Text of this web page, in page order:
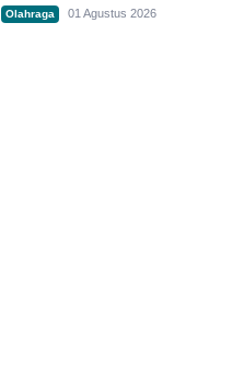
Olahraga 01 Agustus 2026